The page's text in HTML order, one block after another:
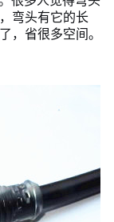
弯头有它的长
，省很多空间。